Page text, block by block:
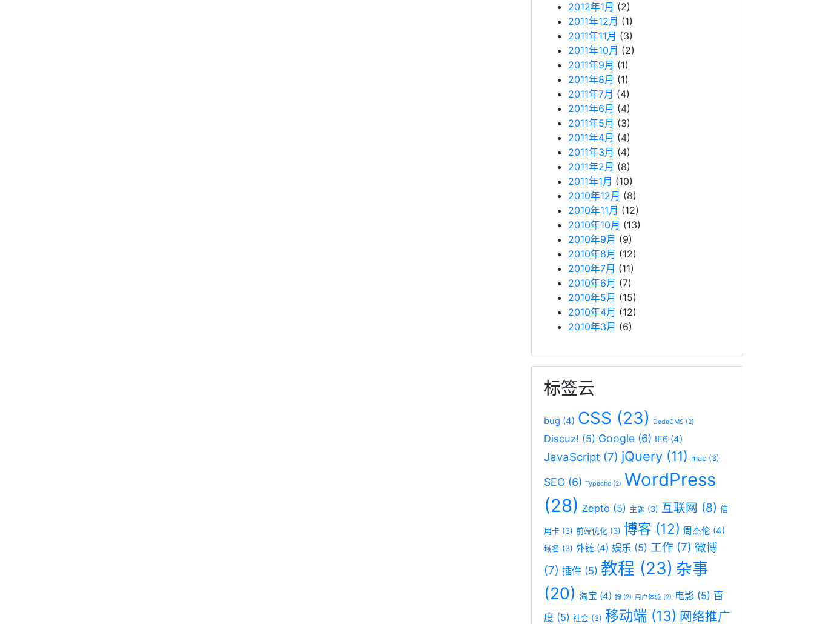
2012年1月 (2)
2011年12月 (1)
2011年11月 (3)
2011年10月 (2)
2011年9月 (1)
2011年8月 (1)
2011年7月 (4)
2011年6月 (4)
2011年5月 (3)
2011年4月 (4)
2011年3月 (4)
2011年2月 (8)
2011年1月 (10)
2010年12月 (8)
2010年11月 (12)
2010年10月 (13)
2010年9月 (9)
2010年8月 (12)
2010年7月 (11)
2010年6月 (7)
2010年5月 (15)
2010年4月 (12)
2010年3月 (6)
标签云
bug (4) CSS (23) DedeCMS (2)
Discuz! (5) Google (6) IE6 (4)
JavaScript (7) jQuery (11) mac (3)
SEO (6) Typecho (2) WordPress
(28) Zepto (5) 主题 (3) 互联网 (8) 信
用卡 (3) 前端优化 (3) 博客 (12) 周杰伦 (4)
域名 (3) 外链 (4) 娱乐 (5) 工作 (7) 微博
(7) 插件 (5) 教程 (23) 杂事
(20) 淘宝 (4) 狗 (2) 用户体验 (2) 电影 (5) 百
度 (5) 社会 (3) 移动端 (13) 网络推广